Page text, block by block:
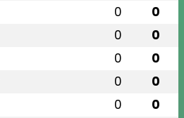
0 0
0 0
0 0
0 0
0 0